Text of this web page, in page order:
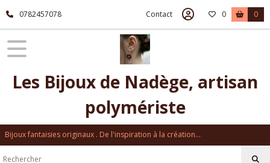
0782457078 Contact 0 0
Les Bijoux de Nadège, artisan
polymériste
Bijoux fantaisies originaux . De l'inspiration à la création...